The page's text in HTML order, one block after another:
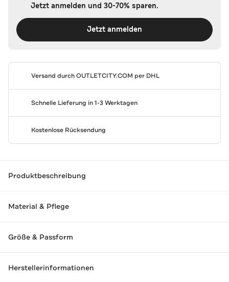
Jetzt anmelden und 30-70% sparen.
Jetzt anmelden
Versand durchOUTLETCITY.COM per DHL
Schnelle Lieferung in 1-3 Werktagen
Kostenlose Rücksendung
Produktbeschreibung
Material & Pflege
Größe & Passform
Herstellerinformationen